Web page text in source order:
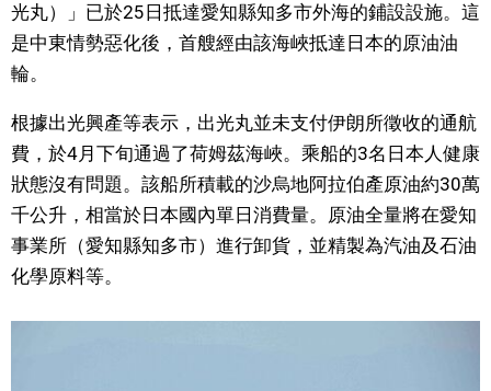
臺灣香港
人物訪談
日本入門
政治外交
official SNS
光丸）」已於25日抵達愛知縣知多市外海的鋪設設施。這
是中東情勢惡化後，首艘經由該海峽抵達日本的原油油
輪。
根據出光興產等表示，出光丸並未支付伊朗所徵收的通航
費，於4月下旬通過了荷姆茲海峽。乘船的3名日本人健康
狀態沒有問題。該船所積載的沙烏地阿拉伯產原油約30萬
千公升，相當於日本國內單日消費量。原油全量將在愛知
事業所（愛知縣知多市）進行卸貨，並精製為汽油及石油
化學原料等。